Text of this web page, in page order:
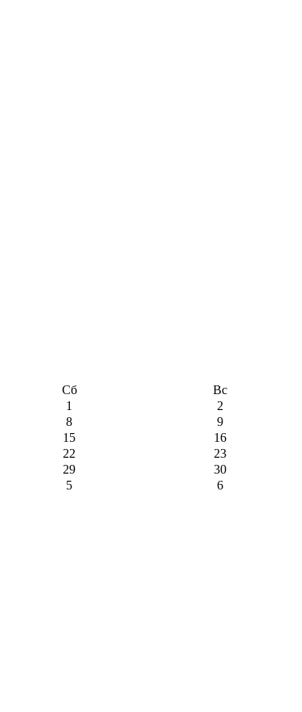
Сб
Вс
1
2
8
9
15
16
22
23
29
30
5 6